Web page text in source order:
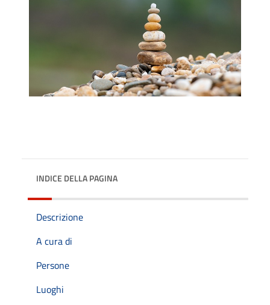
INDICE DELLA PAGINA
Descrizione
A cura di
Persone
Luoghi